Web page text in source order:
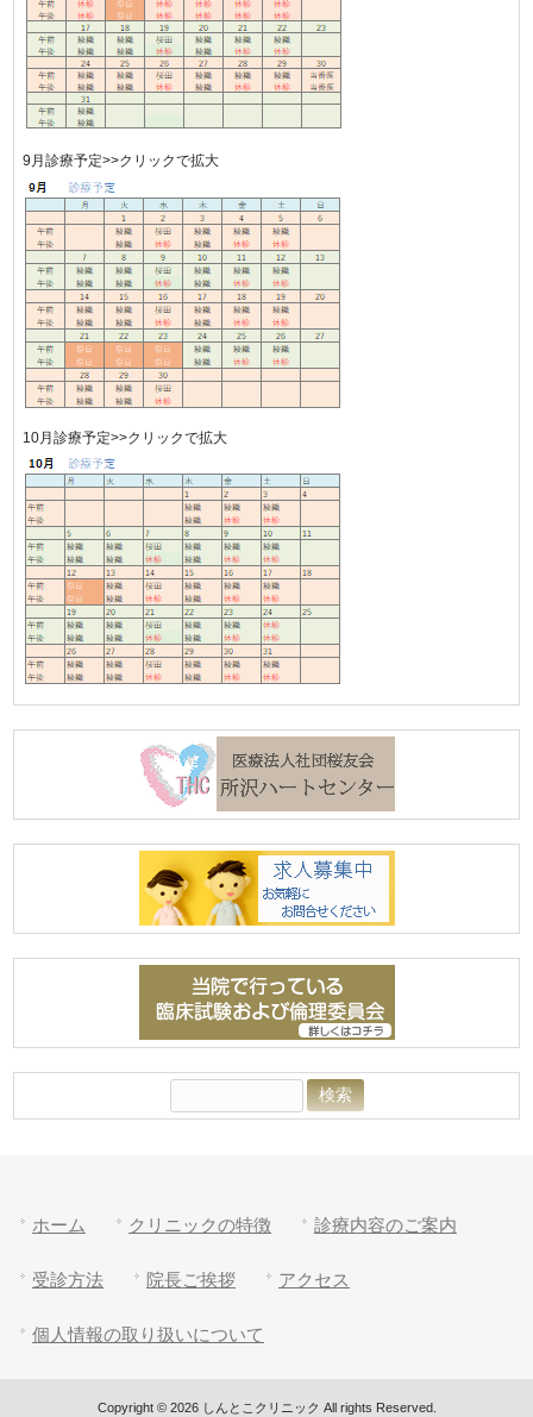
9月診療予定>>クリックで拡大
10月診療予定>>クリックで拡大
ホーム クリニックの特徴 診療内容のご案内
受診方法 院長ご挨拶 アクセス
個人情報の取り扱いについて
Copyright © 2026 しんとこクリニック All rights Reserved.